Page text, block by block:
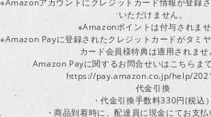
※Amazonアカウントにクレジットカード情報が登録
いただけません。
※Amazonポイントは付与されませ
※Amazon Payに登録されたクレジットカードがタミ
カード会員様特典は適用されませ
Amazon Payに関するお問合せいはこちらま
https://pay.amazon.co.jp/help/
代金引換
・代金引換手数料330円(税込）
・商品到着時に、配達員に現金にてお支払